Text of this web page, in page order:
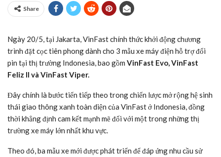
Share
Ngày 20/5, tại Jakarta, VinFast chính thức khởi động chương
trình đặt cọc tiên phong dành cho 3 mẫu xe máy điện hỗ trợ đổi
pin tại thị trường Indonesia, bao gồm VinFast Evo, VinFast
Feliz II và VinFast Viper.
Đây chính là bước tiến tiếp theo trong chiến lược mở rộng hệ sinh
thái giao thông xanh toàn diện của VinFast ở Indonesia, đồng
thời khẳng định cam kết mạnh mẽ đối với một trong những thị
trường xe máy lớn nhất khu vực.
Theo đó, ba mẫu xe mới được phát triển để đáp ứng nhu cầu sử